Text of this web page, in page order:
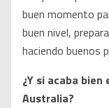
buen momento
buen nivel,
haciendo buenos
¿Y si acaba bien
Australia?